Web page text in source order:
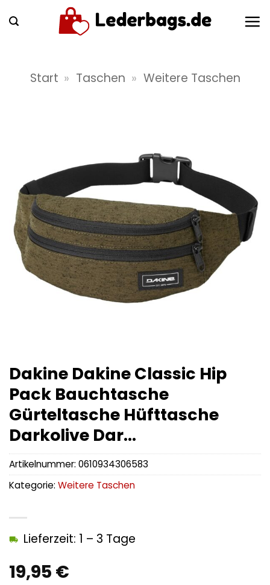
Inhalt
Start » Taschen » Weitere Taschen
Dakine Dakine Classic Hip
Pack Bauchtasche
Gürteltasche Hüfttasche
Darkolive Dar…
19,95 €
Lieferzeit: 1 – 3 Tage
Artikelnummer: 0610934306583
Kategorie: Weitere Taschen